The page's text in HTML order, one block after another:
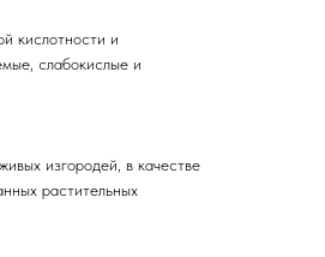
кислотности и
слабокислые и
изгородей, в качестве
растительных